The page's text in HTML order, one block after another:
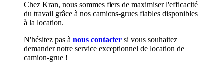
Chez Kran, nous sommes fiers de maximiser l'efficacité
du travail grâce à nos camions-grues fiables disponibles
à la location.
N'hésitez pas à nous contacter si vous souhaitez
demander notre service exceptionnel de location de
camion-grue !